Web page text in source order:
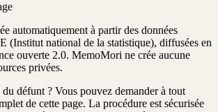
automatiquement à partir des données
(Institut national de la statistique), diffusées en
ouverte 2.0. MemoMori ne crée aucune
privées.
du défunt ? Vous pouvez demander à tout
de cette page. La procédure est sécurisée